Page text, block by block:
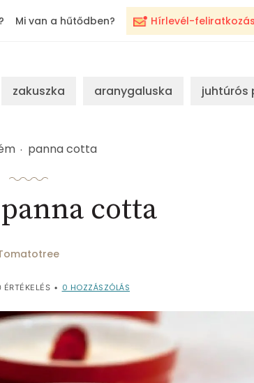
Hírlevél-feliratkozás
Mi van a hűtődben?
zakuszka aranygaluska juhtúrós
panna cotta
cotta
ÉRTÉKELÉS • 0 HOZZÁSZÓLÁS